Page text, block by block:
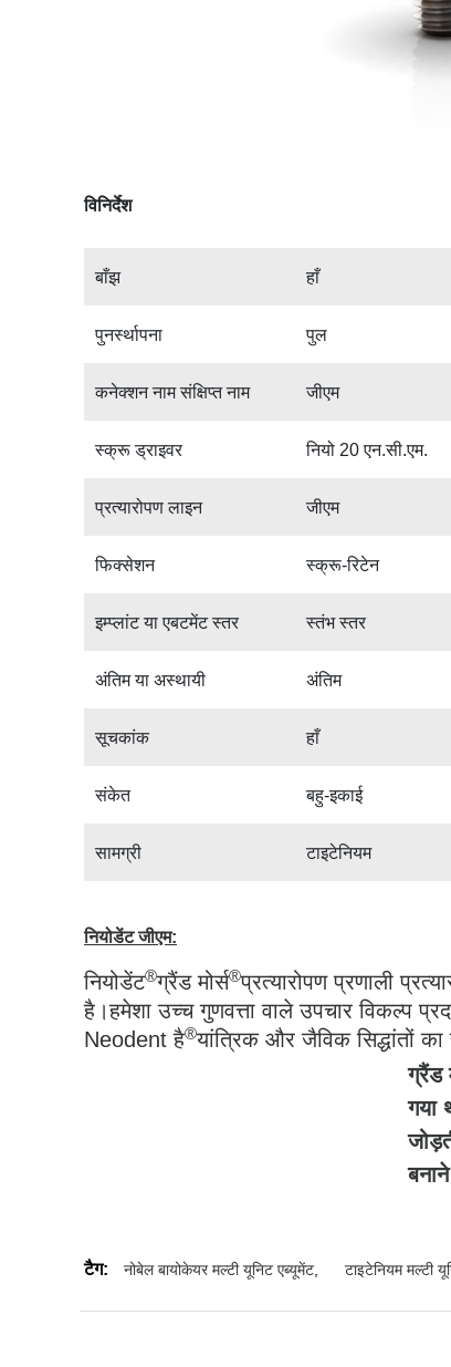
विनिर्देश
बाँझ हाँ
पुनर्स्थापना पुल
कनेक्शन नाम संक्षिप्त नाम जीएम
स्क्रू ड्राइवर नियो 20 एन.सी.एम.
प्रत्यारोपण लाइन जीएम
फिक्सेशन स्क्रू-रिटेन
इम्प्लांट या एबटमेंट स्तर स्तंभ स्तर
अंतिम या अस्थायी अंतिम
सूचकांक हाँ
संकेत बहु-इकाई
सामग्री टाइटेनियम
नियोडेंट जीएम:
नियोडेंट®ग्रैंड मोर्स®प्रत्यारोपण प्रणाली
है।हमेशा उच्च गुणवत्ता वाले उपचार विकल्प
Neodent है®यांत्रिक और जैविक सिद्धांतों
ग्रैंड
गया
टैग: नोबेल बायोकेयर मल्टी यूनिट एब्यूमेंट, टाइटेनियम मल्टी